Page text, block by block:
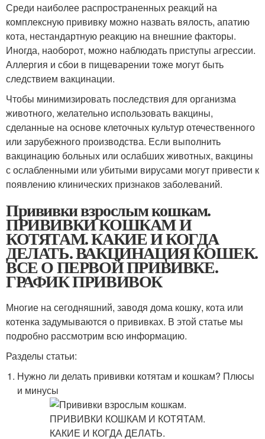
Среди наиболее распространенных реакций на
комплексную прививку можно назвать вялость, апатию
кота, нестандартную реакцию на внешние факторы.
Иногда, наоборот, можно наблюдать приступы агрессии.
Аллергия и сбои в пищеварении тоже могут быть
следствием вакцинации.
Чтобы минимизировать последствия для организма
животного, желательно использовать вакцины,
сделанные на основе клеточных культур отечественного
или зарубежного производства. Если выполнить
вакцинацию больных или ослабших животных, вакцины
с ослабленными или убитыми вирусами могут привести к
появлению клинических признаков заболеваний.
Прививки взрослым кошкам.
ПРИВИВКИ КОШКАМ И
КОТЯТАМ. КАКИЕ И КОГДА
ДЕЛАТЬ. ВАКЦИНАЦИЯ КОШЕК.
ВСЕ О ПЕРВОЙ ПРИВИВКЕ.
ГРАФИК ПРИВИВОК
Многие на сегодняшний, заводя дома кошку, кота или
котенка задумываются о прививках. В этой статье мы
подробно рассмотрим всю информацию.
Разделы статьи:
Нужно ли делать прививки котятам и кошкам? Плюсы
и минусы